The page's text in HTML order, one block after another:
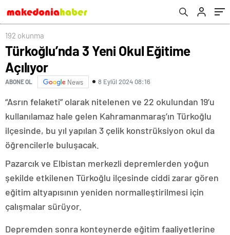
192 okunma
Türkoğlu’nda 3 Yeni Okul Eğitime
Açılıyor
ABONE OL News 8 Eylül 2024 08:16
“Asrın felaketi” olarak nitelenen ve 22 okulundan 19’u
kullanılamaz hale gelen Kahramanmaraş’ın Türkoğlu
ilçesinde, bu yıl yapılan 3 çelik konstrüksiyon okul da
öğrencilerle buluşacak.
Pazarcık ve Elbistan merkezli depremlerden yoğun
şekilde etkilenen Türkoğlu ilçesinde ciddi zarar gören
eğitim altyapısının yeniden normalleştirilmesi için
çalışmalar sürüyor.
Depremden sonra konteynerde eğitim faaliyetlerine